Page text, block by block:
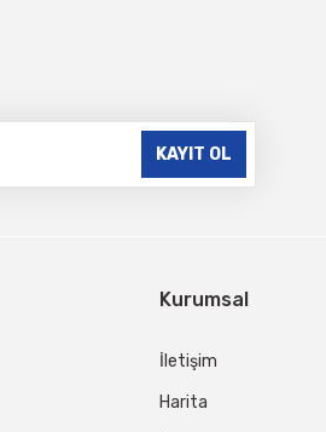
KAYIT OL
Kurumsal
İletişim
Harita